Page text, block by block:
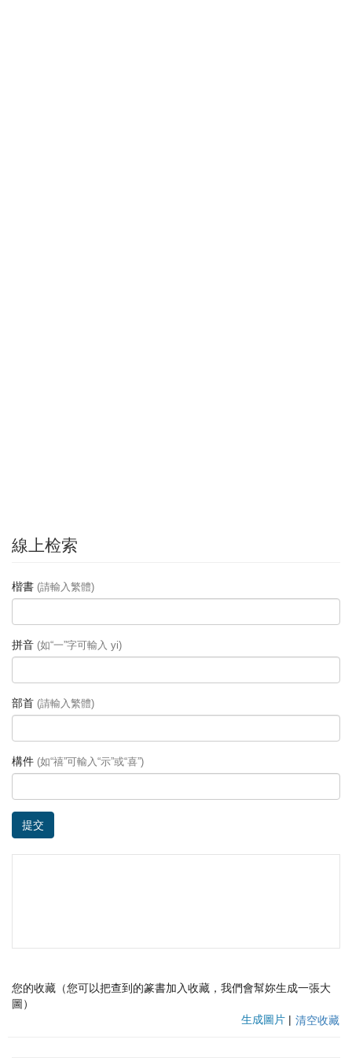
線上检索
楷書 (請輸入繁體)
拼音 (如“一”字可輸入 yi)
部首 (請輸入繁體)
構件 (如“禧”可輸入“示”或“喜”)
提交
您的收藏（您可以把查到的篆書加入收藏，我們會幫妳生成一張大
圖）
生成圖片 | 清空收藏